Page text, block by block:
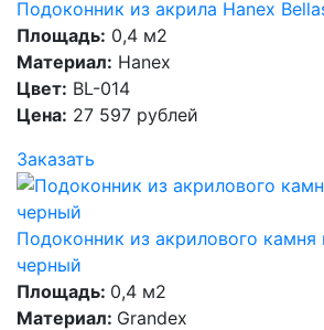
Подоконник из акрила Hanex
Площадь: 0,4 м2
Материал: Hanex
Цвет: BL-014
Цена: 27 597 рублей
Заказать
Подоконник из акрилового камня
черный
Площадь: 0,4 м2
Материал: Grandex